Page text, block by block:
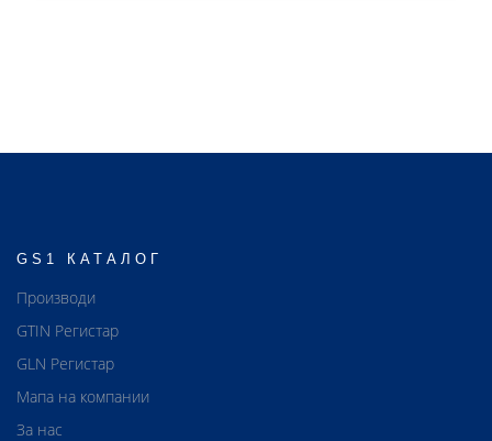
GS1 КАТАЛОГ
Производи
GTIN Регистар
GLN Регистар
Мапа на компании
За нас